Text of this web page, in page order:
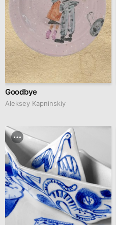
Goodbye
Aleksey Kapninskiy